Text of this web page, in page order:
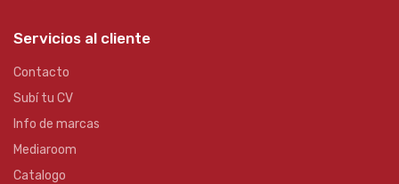
Servicios al cliente
Contacto
Subí tu CV
Info de marcas
Mediaroom
Catalogo